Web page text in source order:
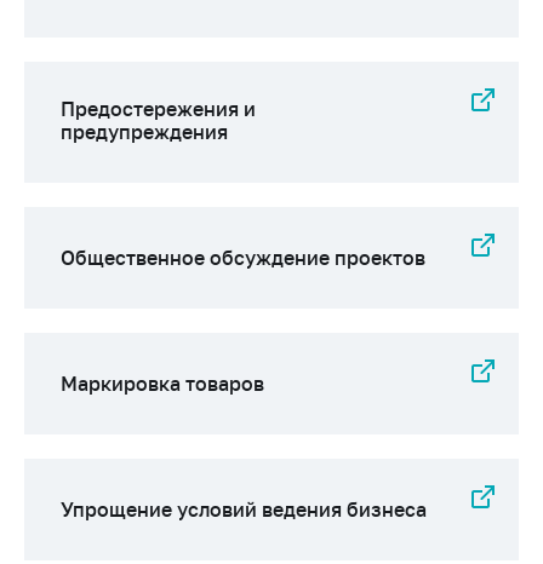
Предостережения и
предупреждения
Общественное обсуждение проектов
Маркировка товаров
Упрощение условий ведения бизнеса